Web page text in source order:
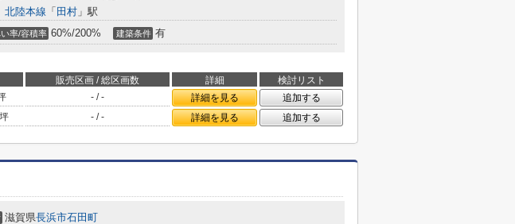
北陸本線 「 田村 」駅
率/容積率 60%/200% 建築条件 有
販売区画 / 総区画数 詳細
検討リスト
- / - 詳細を見る
追加する
- / - 詳細を見る 追加する
滋賀県長浜市石田町